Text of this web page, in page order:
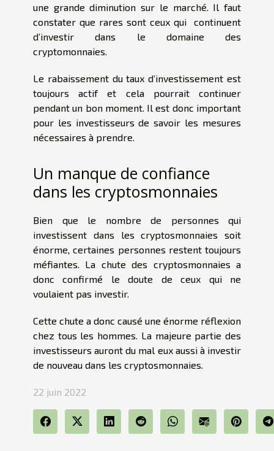
une grande diminution sur le marché. Il faut
constater que rares sont ceux qui continuent
d’investir dans le domaine des
cryptomonnaies.
Le rabaissement du taux d’investissement est
toujours actif et cela pourrait continuer
pendant un bon moment. Il est donc important
pour les investisseurs de savoir les mesures
nécessaires à prendre.
Un manque de confiance
dans les cryptosmonnaies
Bien que le nombre de personnes qui
investissent dans les cryptosmonnaies soit
énorme, certaines personnes restent toujours
méfiantes. La chute des cryptosmonnaies a
donc confirmé le doute de ceux qui ne
voulaient pas investir.
Cette chute a donc causé une énorme réflexion
chez tous les hommes. La majeure partie des
investisseurs auront du mal eux aussi à investir
de nouveau dans les cryptosmonnaies.
22 juin 2022